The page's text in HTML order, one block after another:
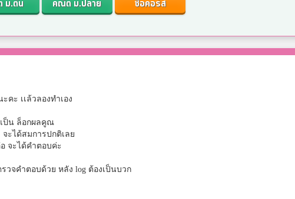
ม.ต้น คณิต ม.ปลาย ซื้อคอร์ส
คะ เเล้วลองทำเอง
ป็น ล็อกผลคูณ
จะได้สมการปกติเลย
อ จะได้คำตอบค่ะ
รวจคำตอบด้วย หลัง log ต้องเป็นบวก